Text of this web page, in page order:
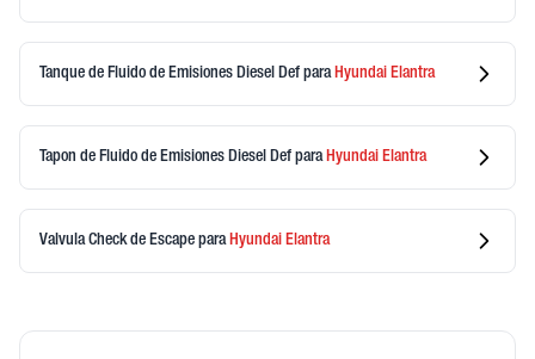
Tanque de Fluido de Emisiones Diesel Def para Hyundai Elantra
Tapon de Fluido de Emisiones Diesel Def para Hyundai Elantra
Valvula Check de Escape para Hyundai Elantra